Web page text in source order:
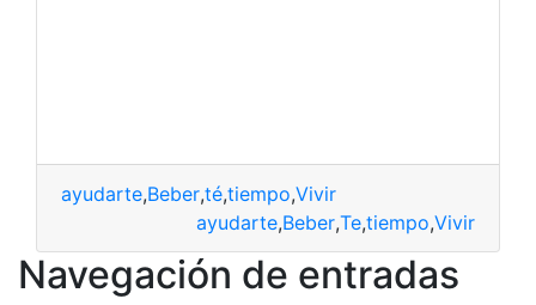
ayudarte,Beber,té,tiempo,Vivir
ayudarte,Beber,Te,tiempo,Vivir
Navegación de entradas